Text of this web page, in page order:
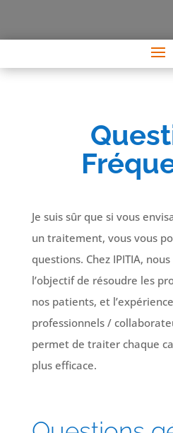
Je suis sûr que si vous
un traitement, vous vous
questions. Chez IPITIA,
l’objectif de résoudre les
nos patients, et
professionnels /
permet de traiter chaque
plus efficace.